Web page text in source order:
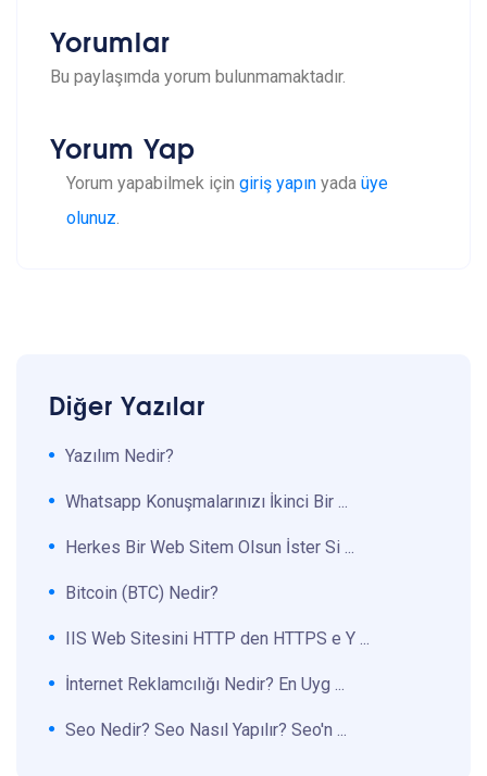
Yorumlar
Bu paylaşımda yorum bulunmamaktadır.
Yorum Yap
Yorum yapabilmek için giriş yapın yada üye
olunuz.
Diğer Yazılar
Yazılım Nedir?
Whatsapp Konuşmalarınızı İkinci Bir ...
Herkes Bir Web Sitem Olsun İster Si ...
Bitcoin (BTC) Nedir?
IIS Web Sitesini HTTP den HTTPS e Y ...
İnternet Reklamcılığı Nedir? En Uyg ...
Seo Nedir? Seo Nasıl Yapılır? Seo'n ...